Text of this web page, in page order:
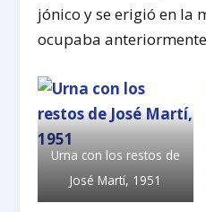
jónico y se erigió en la
ocupaba
Urna con los restos de
José Martí, 1951